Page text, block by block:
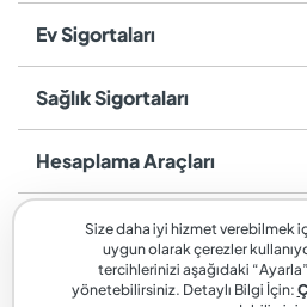
Ev Sigortaları
Sağlık Sigortaları
Hesaplama Araçları
sigortaladım.com, SİGORTALADIM
Size daha iyi hizmet verebilmek
uygun olarak çerezler
tercihlerinizi aşağıdaki
yönetebilirsiniz. Detaylı Bilgi İçin: